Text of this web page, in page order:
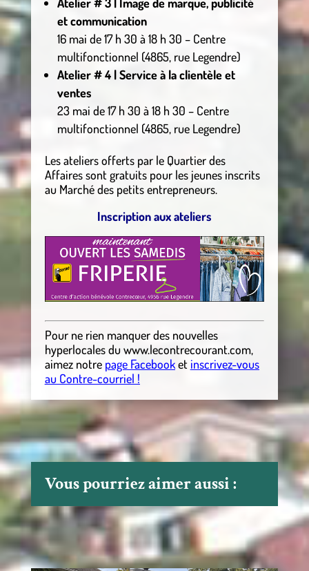
et communication
16 mai de 17 h 30 à 18 h 30 – Centre
multifonctionnel (4865, rue Legendre)
Atelier # 4 | Service à la clientèle et
ventes
23 mai de 17 h 30 à 18 h 30 – Centre
multifonctionnel (4865, rue Legendre)
Les ateliers offerts par le Quartier des
Affaires sont gratuits pour les jeunes inscrits
au Marché des petits entrepreneurs.
Inscription aux ateliers
Pour ne rien manquer des nouvelles
hyperlocalesduwww.lecontrecourant.com,
aimez notre page Facebooket inscrivez-vous
au Contre-courriel !
Vous pourriez aimer aussi :